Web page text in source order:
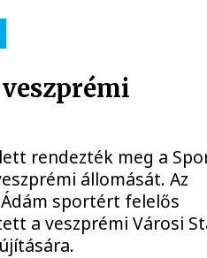
rendezték meg a
állomását. Az
sportért felelős
a veszprémi Városi